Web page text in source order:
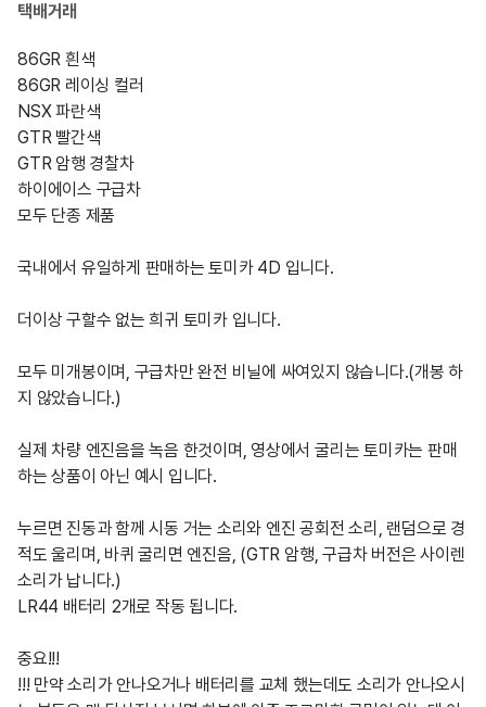
택배거래
86GR 흰색
86GR 레이싱 컬러
NSX 파란색
GTR 빨간색
GTR 암행 경찰차
하이에이스 구급차
모두 단종 제품
국내에서 유일하게 판매하는 토미카 4D 입니다.
더이상 구할수 없는 희귀 토미카 입니다.
모두 미개봉이며, 구급차만 완전 비닐에 싸여있지 않습니다.(개봉 하
지 않았습니다.)
실제 차량 엔진음을 녹음 한것이며, 영상에서 굴리는 토미카는 판매
하는 상품이 아닌 예시 입니다.
누르면 진동과 함께 시동 거는 소리와 엔진 공회전 소리, 랜덤으로 경
적도 울리며, 바퀴 굴리면 엔진음, (GTR 암행, 구급차 버전은 사이렌
소리가 납니다.)
LR44 배터리 2개로 작동 됩니다.
중요!!!
!!! 만약 소리가 안나오거나 배터리를 교체 했는데도 소리가 안나오시